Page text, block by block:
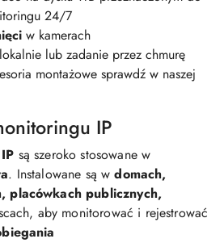
24/7
w kamerach
lub zadanie przez chmurę
montażowe sprawdź w naszej
IP
są szeroko stosowane w
. Instalowane są wdomach,
placówkach publicznych,
aby monitorować i rejestrować